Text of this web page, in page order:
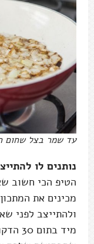
עד שמר בצל שחום
נותנים לו
הטיפ הכי חשוב
מכינים את
ולהתייצב לפני
מיד